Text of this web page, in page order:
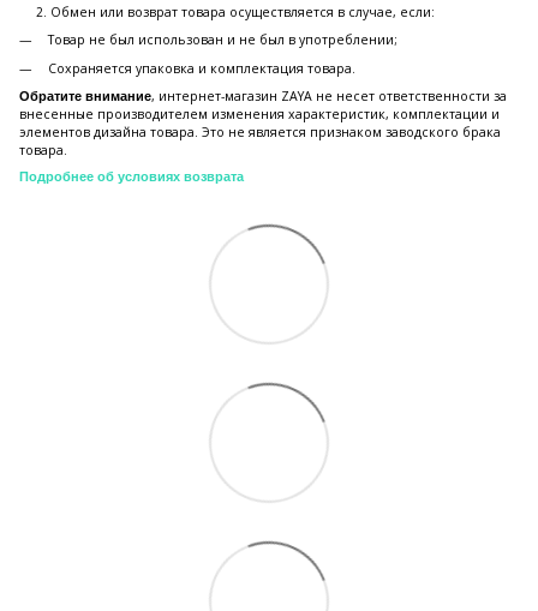
Обмен или возврат товара осуществляется в случае, если:
Товар не был использован и не был в употреблении;
Сохраняется упаковка и комплектация товара.
Обратите внимание, интернет-магазин ZAYA не несет ответственности за
внесенные производителем изменения характеристик, комплектации и
элементов дизайна товара. Это не является признаком заводского брака
товара.
Подробнее об условиях возврата